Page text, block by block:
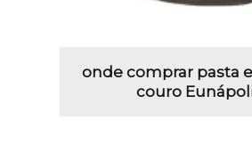
onde comprar pasta
couro